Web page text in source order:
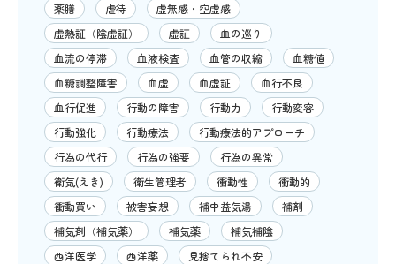
薬膳
虐待
虚無感・空虚感
虚熱証（陰虚証）
虚証
血の巡り
血流の停滞
血液検査 血管の収縮
血糖値
血糖調整障害
血虚 血虚証
血行不良
血行促進
行動の障害 行動力
行動変容
行動強化
行動療法
行動療法的アプローチ
行為の代行
行為の強要
行為の異常
衛気(えき)
衛生管理者 衝動性
衝動的
衝動買い
被害妄想 補中益気湯
補剤
補気剤（補気薬）
補気薬
補気補陰
西洋医学
西洋薬
見捨てられ不安